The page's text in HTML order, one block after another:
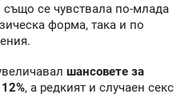
се чувствала по-млада
форма, така и по
шансовете за
, а редкият и случаен секс